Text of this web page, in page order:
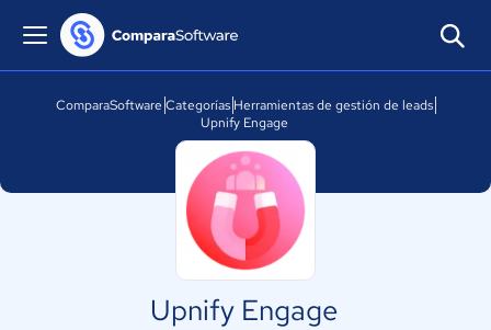
ComparaSoftware Categorías Herramientas de gestión de leads
Upnify Engage
Upnify Engage